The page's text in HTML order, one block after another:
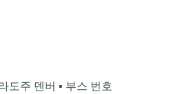
도주 덴버 ▪ 부스 번호